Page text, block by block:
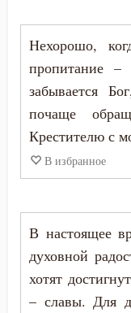
Гордость
Грех
Дух Святой
Духовная жизнь
Душа
Женщина
Животные
Григорий
Диадох
Димитрий
Дионисий
Ерм
Ефрем Сирин
Зосима
Нехорошо,
пропитание –
забывается
почаще
Крестителю с
В избранное
В настоящее
духовной
хотят
– славы. Для